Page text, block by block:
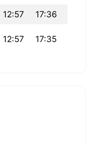
12:57 17:36
12:57 17:35